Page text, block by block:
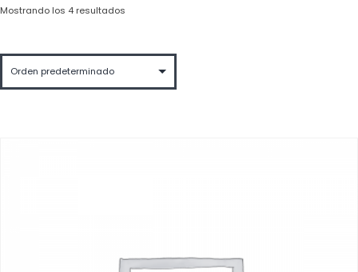
Mostrando los 4 resultados